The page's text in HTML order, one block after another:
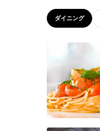
ダイニング